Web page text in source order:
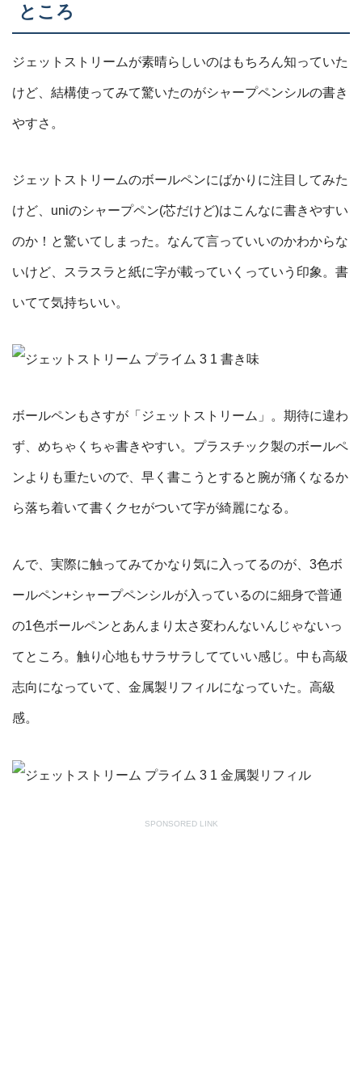
ところ
ジェットストリームが素晴らしいのはもちろん知っていた
けど、結構使ってみて驚いたのがシャープペンシルの書き
やすさ。
ジェットストリームのボールペンにばかりに注目してみた
けど、uniのシャープペン(芯だけど)はこんなに書きやすい
のか！と驚いてしまった。なんて言っていいのかわからな
いけど、スラスラと紙に字が載っていくっていう印象。書
いてて気持ちいい。
ボールペンもさすが「ジェットストリーム」。期待に違わ
ず、めちゃくちゃ書きやすい。プラスチック製のボールペ
ンよりも重たいので、早く書こうとすると腕が痛くなるか
ら落ち着いて書くクセがついて字が綺麗になる。
んで、実際に触ってみてかなり気に入ってるのが、3色ボ
ールペン+シャープペンシルが入っているのに細身で普通
の1色ボールペンとあんまり太さ変わんないんじゃないっ
てところ。触り心地もサラサラしてていい感じ。中も高級
志向になっていて、金属製リフィルになっていた。高級
感。
SPONSORED LINK